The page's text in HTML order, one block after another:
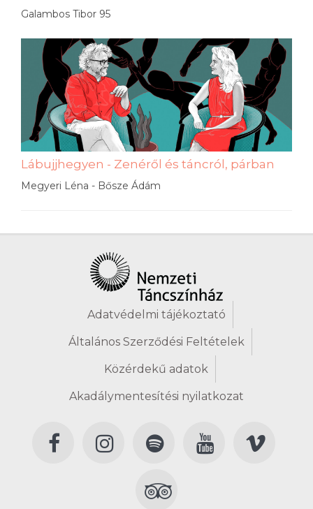
Galambos Tibor 95
Lábujjhegyen - Zenéről és táncról, párban
Megyeri Léna - Bősze Ádám
Adatvédelmi tájékoztató
Általános Szerződési Feltételek
Közérdekű adatok
Akadálymentesítési nyilatkozat